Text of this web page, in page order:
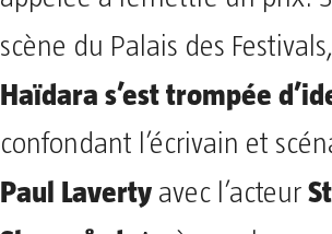
scène du Palais des Festivals,
Haïdara s’est trompée
confondant l’écrivain et
Paul Laverty avec l’acteur